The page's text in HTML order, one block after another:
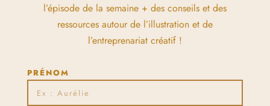
l’épisode de la semaine + des conseils et des
ressources autour de l’illustration et de
l’entreprenariat créatif !
PRÉNOM